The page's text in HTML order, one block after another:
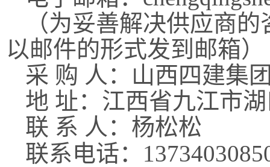
（为妥善解决供应商
以邮件的形式发到邮箱）
采 购 人：
山西四建集
地 址：江西省九江市
联 系 人：杨松松
联系电话：